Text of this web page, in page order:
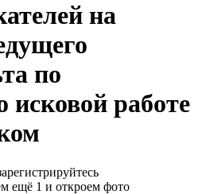
на
по
исковой работе
ещё 1 и откроем фото